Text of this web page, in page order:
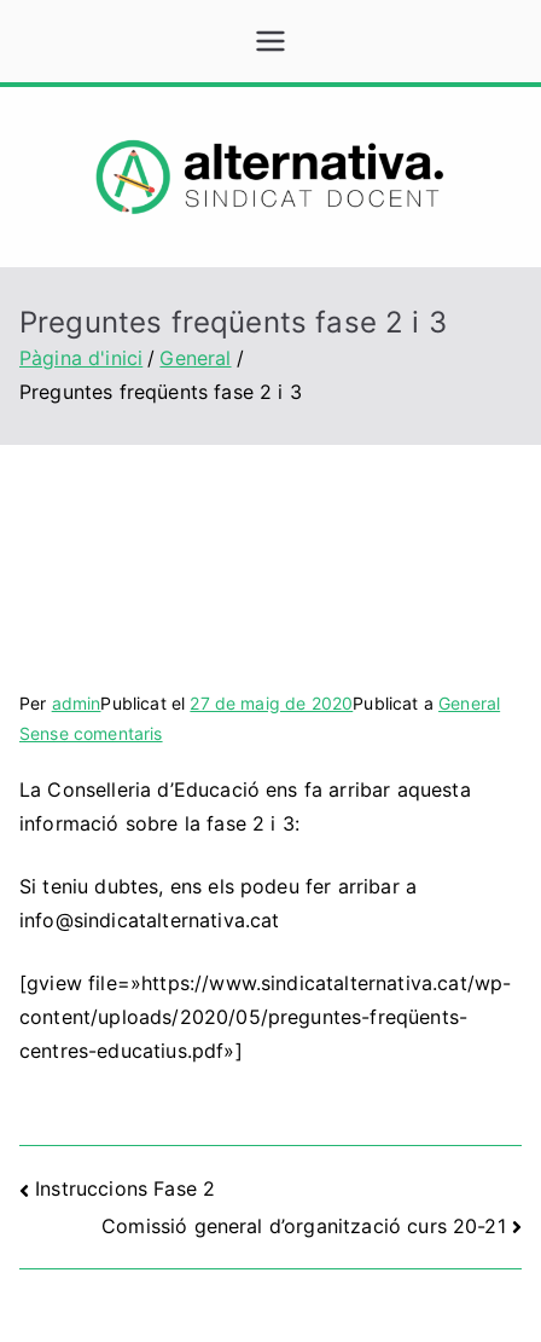
contingut
Alternativa
Sindicat Docent
Preguntes freqüents fase 2 i 3
Pàgina d'inici
General
Preguntes freqüents fase 2 i 3
Per adminPublicat el 27 de maig de 2020Publicat aGeneral
Sense comentarisa
freqüents
fase
3
La Conselleria d’Educació ens fa arribar aquesta
informació sobre la fase 2 i 3:
Si teniu dubtes, ens els podeu fer arribar a
info@sindicatalternativa.cat
[gview file=»https://www.sindicatalternativa.cat/wp-
content/uploads/2020/05/preguntes-freqüents-
centres-educatius.pdf»]
Navegació
d'entrades
Instruccions Fase 2
Comissió general d’organització curs 20-21